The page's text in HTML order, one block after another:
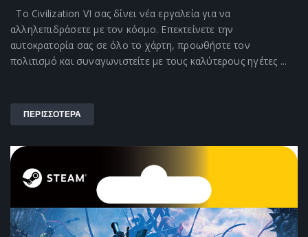
Το Civilization VI σας δίνει νέα εργαλεία για να
αλληλεπιδράσετε με τον κόσμο. Επεκτείνετε την
αυτοκρατορία σας σε όλο το χάρτη, προωθήστε τον
πολιτισμό και συναγωνιστείτε με τους καλύτερους ηγέτες ...
ΠΕΡΙΣΣΟΤΕΡΑ